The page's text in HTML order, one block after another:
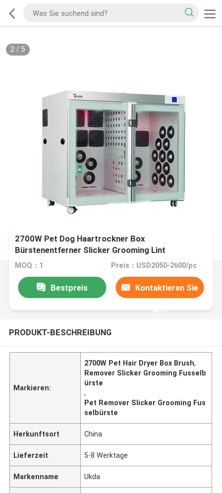
2/ 5
2700W Pet Dog Haartrockner Box
Bürstenentferner Slicker Grooming Lint
MOQ：1 Preis：USD2050-2600/pc
Bestpreis Kontaktieren Sie
uns
PRODUKT-BESCHREIBUNG
Markieren:
2700W Pet Hair Dryer Box Brush,
Remover Slicker Grooming Fusselb
ürste
,
Pet Remover Slicker Grooming Fus
selbürste
Herkunftsort China
Lieferzeit 5-8 Werktage
Markenname Ukda